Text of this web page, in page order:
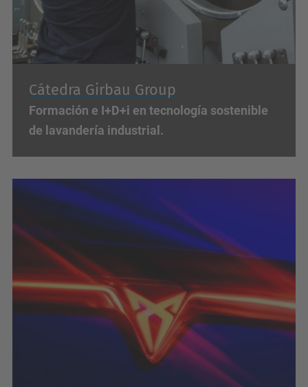
Cátedra Girbau Group
Formación e I+D+i en tecnología sostenible
de lavandería industrial.